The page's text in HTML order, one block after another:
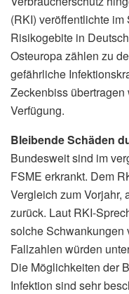
(RKI) veröffentlichte
Risikogebite in
Osteuropa zählen zu
gefährliche
Zeckenbiss übertragen
Verfügung.
Bleibende Schäden
Bundesweit sind im
FSME erkrankt. Dem
Vergleich zum Vorjahr,
zurück. Laut RKI-
solche Schwankungen
Fallzahlen würden
Die Möglichkeiten der
Infektion sind sehr